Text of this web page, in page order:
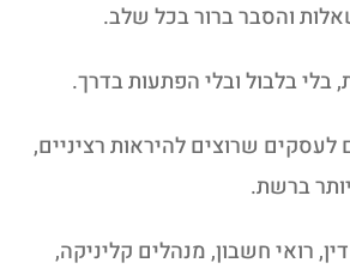
והסבר ברור בכל שלב.
בלי בלבול ובלי הפתעות בדרך.
שרוצים להיראות רציניים,
ברשת.
רואי חשבון, מנהלים קליניקה,